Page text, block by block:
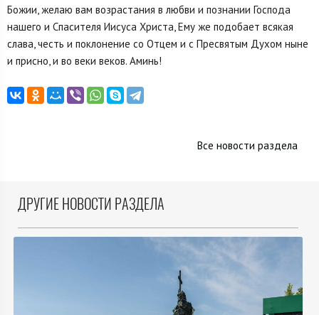
Божии, желаю вам возрастания в любви и познании Господа
нашего и Спасителя Иисуса Христа, Ему же подобает всякая
слава, честь и поклонение со Отцем и с Пресвятым Духом ныне
и присно, и во веки веков. Аминь!
Все новости раздела
ДРУГИЕ НОВОСТИ РАЗДЕЛА